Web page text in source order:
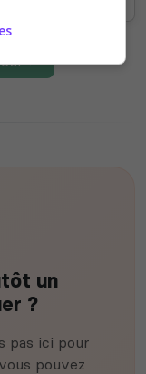
!
un
?
pas ici pour
pouvez